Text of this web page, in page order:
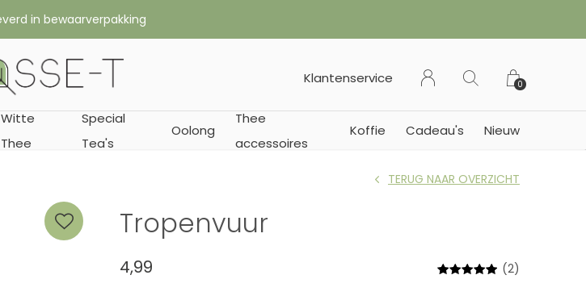
Witte
Thee
Special
Tea's
Oolong
Thee
accessoires
Koffie Cadeau's Nieuw
Klantenservice 0
✔︎ Vanaf € 35,- gratis verzending binnen Nederland (vanaf € 45,- naar België of Duitsland)
Tropenvuur
TERUG NAAR OVERZICHT
4,99 (2)